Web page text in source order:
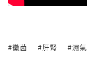
#黴菌 #肝腎 #濕氣